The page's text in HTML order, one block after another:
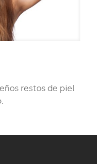
restos de piel